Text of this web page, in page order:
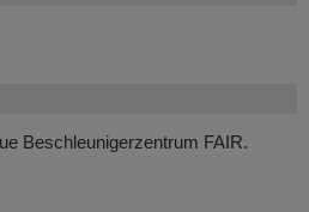
Beschleunigerzentrum FAIR.